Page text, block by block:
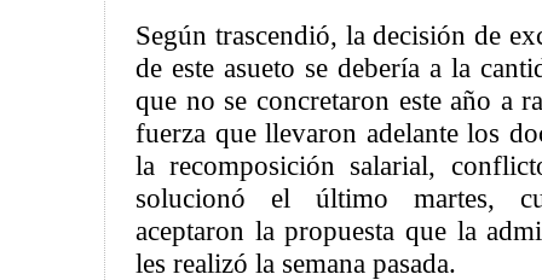
Según trascendió, la decisión de
de este asueto se debería a la
que no se concretaron este año a
fuerza que llevaron adelante los
la recomposición salarial,
solucionó el último martes,
aceptaron la propuesta que la
les realizó la semana pasada.